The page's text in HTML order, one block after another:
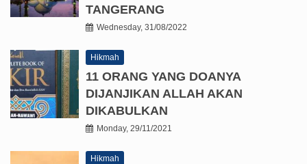
TANGERANG
Wednesday, 31/08/2022
Hikmah
11 ORANG YANG DOANYA
DIJANJIKAN ALLAH AKAN
DIKABULKAN
Monday, 29/11/2021
Hikmah